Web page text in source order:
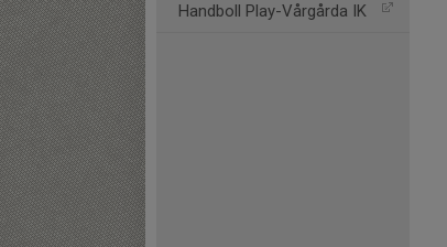
Handboll Play-Vårgårda IK